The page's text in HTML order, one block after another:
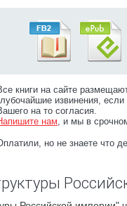
книги на сайте
извинения,
на то согласия.
нам, и мы в
но не знаете что